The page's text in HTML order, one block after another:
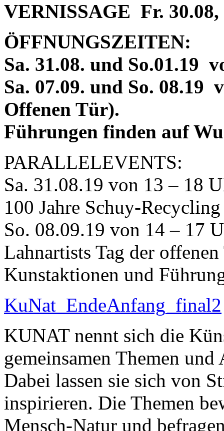
VERNISSAGE Fr. 30.08,
ÖFFNUNGSZEITEN:
Sa. 31.08. und So.01.19
Sa. 07.09. und So. 08.19
Offenen Tür).
Führungen finden auf
PARALLELEVENTS:
Sa. 31.08.19 von 13 – 18
100 Jahre Schuy-Recycling
So. 08.09.19 von 14 – 17
Lahnartists Tag der
Kunstaktionen und
KuNat_EndeAnfang_final2
KUNAT nennt sich die
gemeinsamen Themen
Dabei lassen sie sich von
inspirieren. Die Themen
Mensch-Natur und